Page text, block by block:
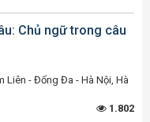
Chủ ngữ trong câu
Liên - Đống Đa - Hà Nội, Hà
1.802